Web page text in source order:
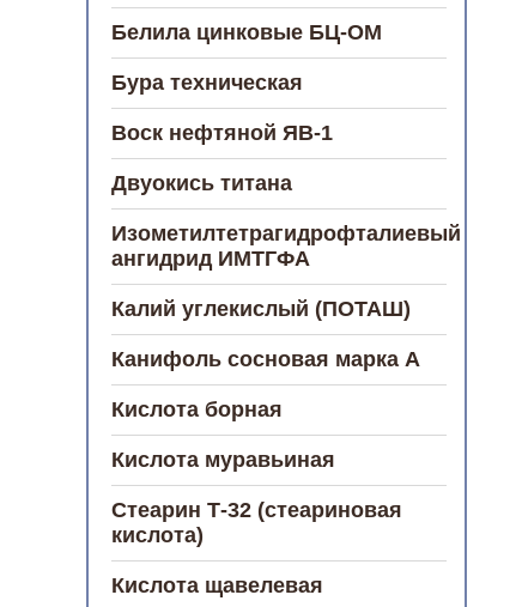
Белила цинковые БЦ-ОМ
Бура техническая
Воск нефтяной ЯВ-1
Двуокись титана
Изометилтетрагидрофталиевый
ангидрид ИМТГФА
Калий углекислый (ПОТАШ)
Канифоль сосновая марка А
Кислота борная
Кислота муравьиная
Стеарин Т-32 (стеариновая
кислота)
Кислота щавелевая